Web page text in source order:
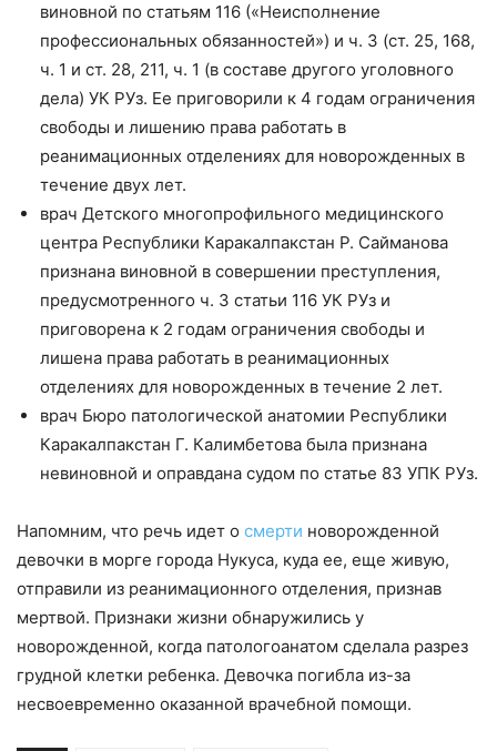
виновной по статьям 116 («Неисполнение
профессиональных обязанностей») и ч. 3 (ст. 25, 168,
ч. 1 и ст. 28, 211, ч. 1 (в составе другого уголовного
дела) УК РУз. Ее приговорили к 4 годам ограничения
свободы и лишению права работать в
реанимационных отделениях для новорожденных в
течение двух лет.
врач Детского многопрофильного медицинского
центра Республики Каракалпакстан Р. Сайманова
признана виновной в совершении преступления,
предусмотренного ч. 3 статьи 116 УК РУз и
приговорена к 2 годам ограничения свободы и
лишена права работать в реанимационных
отделениях для новорожденных в течение 2 лет.
врач Бюро патологической анатомии Республики
Каракалпакстан Г. Калимбетова была признана
невиновной и оправдана судом по статье 83 УПК РУз.
Напомним, что речь идет о смерти новорожденной
девочки в морге города Нукуса, куда ее, еще живую,
отправили из реанимационного отделения, признав
мертвой. Признаки жизни обнаружились у
новорожденной, когда патологоанатом сделала разрез
грудной клетки ребенка. Девочка погибла из-за
несвоевременно оказанной врачебной помощи.